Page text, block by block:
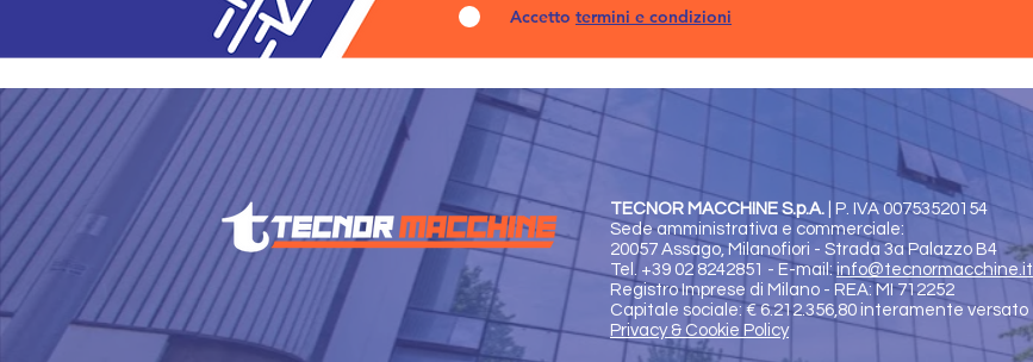
Accetto termini e condizioni
TECNOR MACCHINE S.p.A.
P. IVA 00753520154
Sede amministrativa e commerciale:
20057 Assago, Milanofiori - Strada 3a Palazzo B4
Tel. +39 02 8242851 - E-mail: info@tecnormacchine.it
Registro Imprese di Milano - REA: MI 712252
Capitale sociale: € 6.212.356,80 interamente versato
Privacy & Cookie Policy